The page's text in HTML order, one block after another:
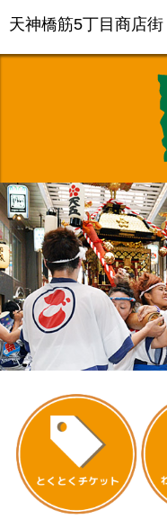
天神橋筋5丁目商店街